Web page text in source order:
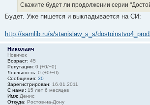
Скажите будет ли продолжении серии
Будет. Уже пишется и выкладывается на СИ:
http://samlib.ru/s/stanislaw_s_s/
Николаич
Новичок
Возраст: 45
Репутация: 0 (+0/−0)
Лояльность: 0 (+0/−0)
Сообщения: 30
Зарегистрирован: 16.01.2011
С нами: 15 лет 6 месяцев
Имя: Денис
Откуда: Ростов-на-Дону